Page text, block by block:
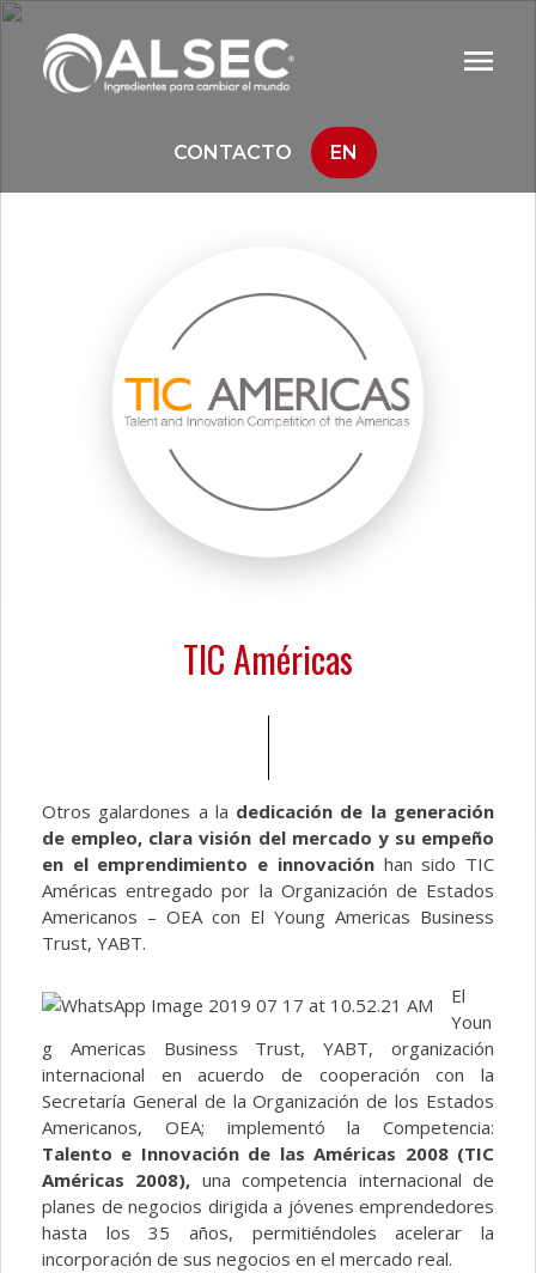
CONTACTO EN
TIC Américas
Otros galardones a la dedicación de la generación
de empleo, clara visión del mercado y su empeño
en el emprendimiento e innovaciónhan sido TIC
Américas entregado por la Organización de Estados
Americanos – OEA con El Young Americas Business
Trust, YABT.
El
Youn
g Americas Business Trust, YABT, organización
internacional en acuerdo de cooperación con la
Secretaría General de la Organización de los Estados
Americanos, OEA; implementó la Competencia:
Talento e Innovación de las Américas 2008 (TIC
Américas 2008), una competencia internacional de
planes de negocios dirigida a jóvenes emprendedores
hasta los 35 años, permitiéndoles acelerar la
incorporación de sus negocios en el mercado real.